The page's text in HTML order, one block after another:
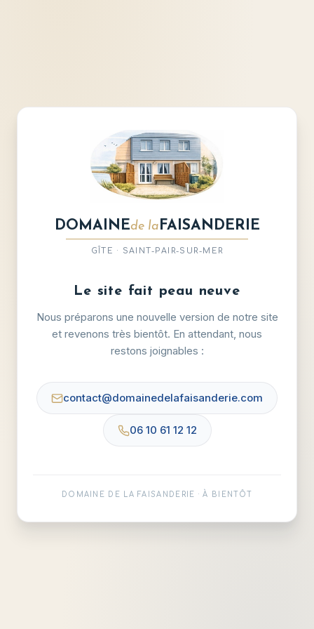
DOMAINEde la FAISANDERIE
GÎTE · SAINT-PAIR-SUR-MER
Le site fait peau neuve
Nous préparons une nouvelle version de notre site
et revenons très bientôt. En attendant, nous
restons joignables :
contact@domainedelafaisanderie.com
06 10 61 12 12
DOMAINE DE LA FAISANDERIE · À BIENTÔT